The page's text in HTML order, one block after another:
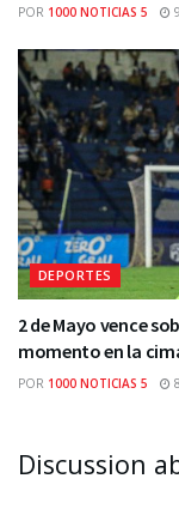
POR 1000 NOTICIAS 5
DEPORTES
2 de Mayo vence
momento en la
POR 1000 NOTICIAS 5
Discussion